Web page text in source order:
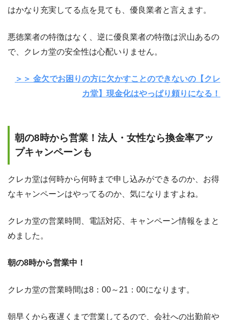
はかなり充実してる点を見ても、優良業者と言えます。
悪徳業者の特徴はなく、逆に優良業者の特徴は沢山あるの
で、クレカ堂の安全性は心配いりません。
＞＞ 金欠でお困りの方に欠かすことのできないの【クレ
カ堂】現金化はやっぱり頼りになる！
朝の8時から営業！法人・女性なら換金率アッ
プキャンペーンも
クレカ堂は何時から何時まで申し込みができるのか、お得
なキャンペーンはやってるのか、気になりますよね。
クレカ堂の営業時間、電話対応、キャンペーン情報をまと
めました。
朝の8時から営業中！
クレカ堂の営業時間は8：00～21：00になります。
朝早くから夜遅くまで営業してるので、会社への出勤前や